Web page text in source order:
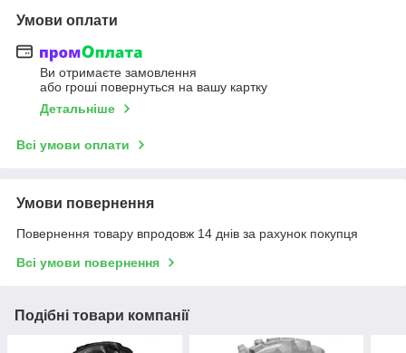
Умови оплати
Ви отримаєте замовлення
або гроші повернуться на вашу картку
Детальніше
Всі умови оплати
Умови повернення
Повернення товару впродовж 14 днів за рахунок покупця
Всі умови повернення
Подібні товари компанії